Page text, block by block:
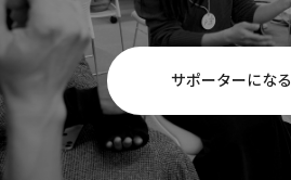
サポーターになる